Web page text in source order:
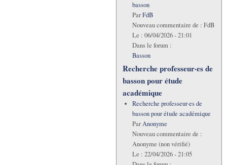
basson
ParFdB
Nouveau commentaire de : FdB
Le : 06/04/2026 - 21:01
Dans le forum :
Basson
Recherche professeur·es de
basson pour étude
académique
Recherche professeur·es de
basson pour étude académique
ParAnonyme
Nouveau commentaire de :
Anonyme (non vérifié)
Le : 22/04/2026 - 21:05